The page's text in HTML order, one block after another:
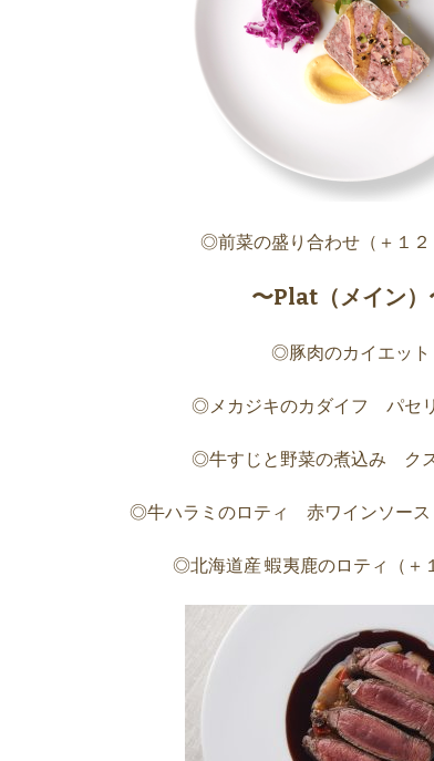
◎前菜の盛り合わせ（＋１２
〜Plat（メイン）
◎豚肉のカイエット
◎メカジキのカダイフ パセ
◎牛すじと野菜の煮込み ク
◎牛ハラミのロティ 赤ワインソース
◎北海道産 蝦夷鹿のロティ（＋